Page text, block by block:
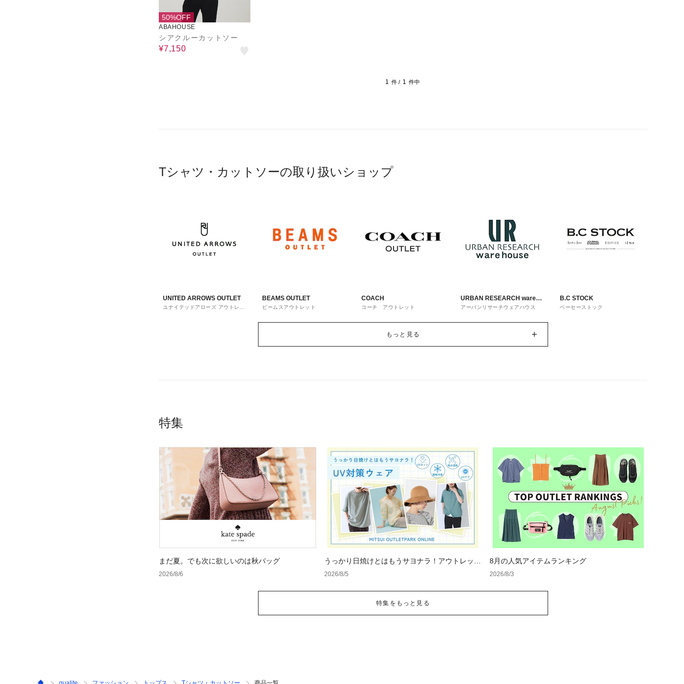
50%OFF
ABAHOUSE
シアクルーカットソー
¥7,150
1 件 / 1 件中
Tシャツ・カットソーの取り扱いショップ
UNITED ARROWS OUTLET
ユナイテッドアローズ アウトレッ
BEAMS OUTLET
ビームスアウトレット
COACH
コーチ アウトレット
URBAN RESEARCH ware
house
アーバンリサーチウェアハウス
B.C STOCK
ベーセーストック
もっと見る
特集
まだ夏。でも次に欲しいのは秋バッグ
2026/8/6
うっかり日焼けとはもうサヨナラ！アウトレット
で見つけるUV対策ウェア
2026/8/5
8月の人気アイテムランキング
2026/8/3
特集をもっと見る